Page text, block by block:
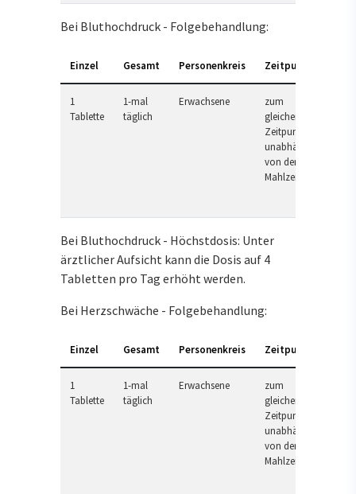
Bei Bluthochdruck - Folgebehandlung:
Einzel Gesamt Personenkreis Zeitpunkt
1
Tablette
1-mal
täglich
Erwachsene
zum
gleichen
Zeitpunkt,
unabhängig
von der
Mahlzeit
Bei Bluthochdruck - Höchstdosis: Unter
ärztlicher Aufsicht kann die Dosis auf 4
Tabletten pro Tag erhöht werden.
Bei Herzschwäche - Folgebehandlung:
Einzel Gesamt Personenkreis Zeitpunkt
1
Tablette
1-mal
täglich
Erwachsene
zum
gleichen
Zeitpunkt,
unabhängig
von der
Mahlzeit